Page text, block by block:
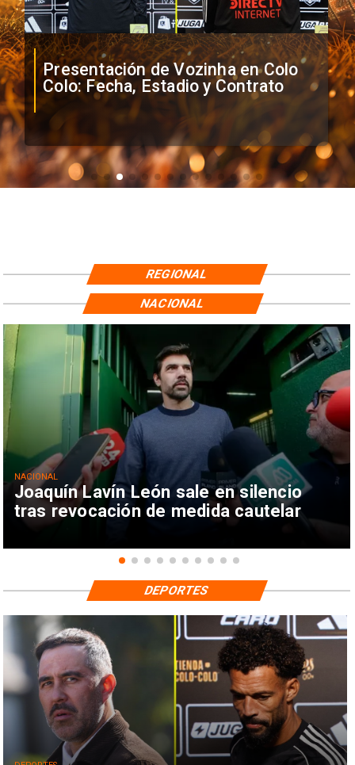
Vozinha firma contrato con Colo
Colo como nuevo arquero
REGIONAL
Joaquín Lavín León sale en silencio
tras revocación de medida cautelar
NACIONAL
NACIONAL
DEPORTES